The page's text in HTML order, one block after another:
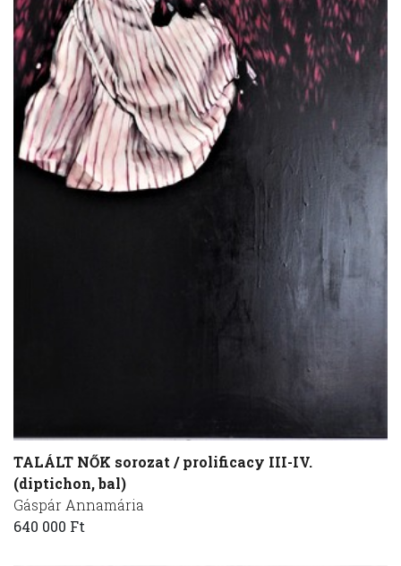
TALÁLT NŐK sorozat / prolificacy III-IV.
(diptichon, bal)
Gáspár Annamária
640 000 Ft